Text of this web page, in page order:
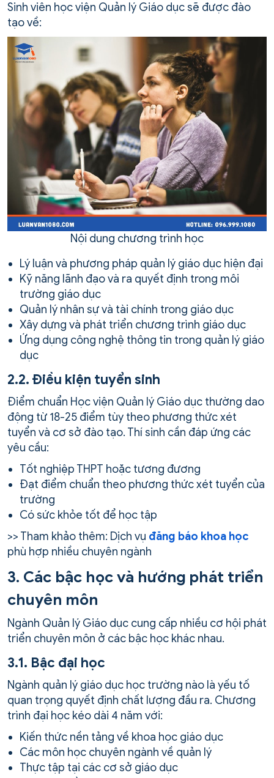
Sinh viên học viện Quản lý Giáo dục sẽ được đào
tạo về:
Nội dung chương trình học
Lý luận và phương pháp quản lý giáo dục hiện đại
Kỹ năng lãnh đạo và ra quyết định trong môi
trường giáo dục
Quản lý nhân sự và tài chính trong giáo dục
Xây dựng và phát triển chương trình giáo dục
Ứng dụng công nghệ thông tin trong quản lý giáo
dục
2.2. Điều kiện tuyển sinh
Điểm chuẩn Học viện Quản lý Giáo dục thường dao
động từ 18-25 điểm tùy theo phương thức xét
tuyển và cơ sở đào tạo. Thí sinh cần đáp ứng các
yêu cầu:
Tốt nghiệp THPT hoặc tương đương
Đạt điểm chuẩn theo phương thức xét tuyển của
trường
Có sức khỏe tốt để học tập
>> Tham khảo thêm: Dịch vụ đăng báo khoa học
phù hợp nhiều chuyên ngành
3. Các bậc học và hướng phát triển
chuyên môn
Ngành Quản lý Giáo dục cung cấp nhiều cơ hội phát
triển chuyên môn ở các bậc học khác nhau.
3.1. Bậc đại học
Ngành quản lý giáo dục học trường nào là yếu tố
quan trọng quyết định chất lượng đầu ra. Chương
trình đại học kéo dài 4 năm với:
Kiến thức nền tảng về khoa học giáo dục
Các môn học chuyên ngành về quản lý
Thực tập tại các cơ sở giáo dục